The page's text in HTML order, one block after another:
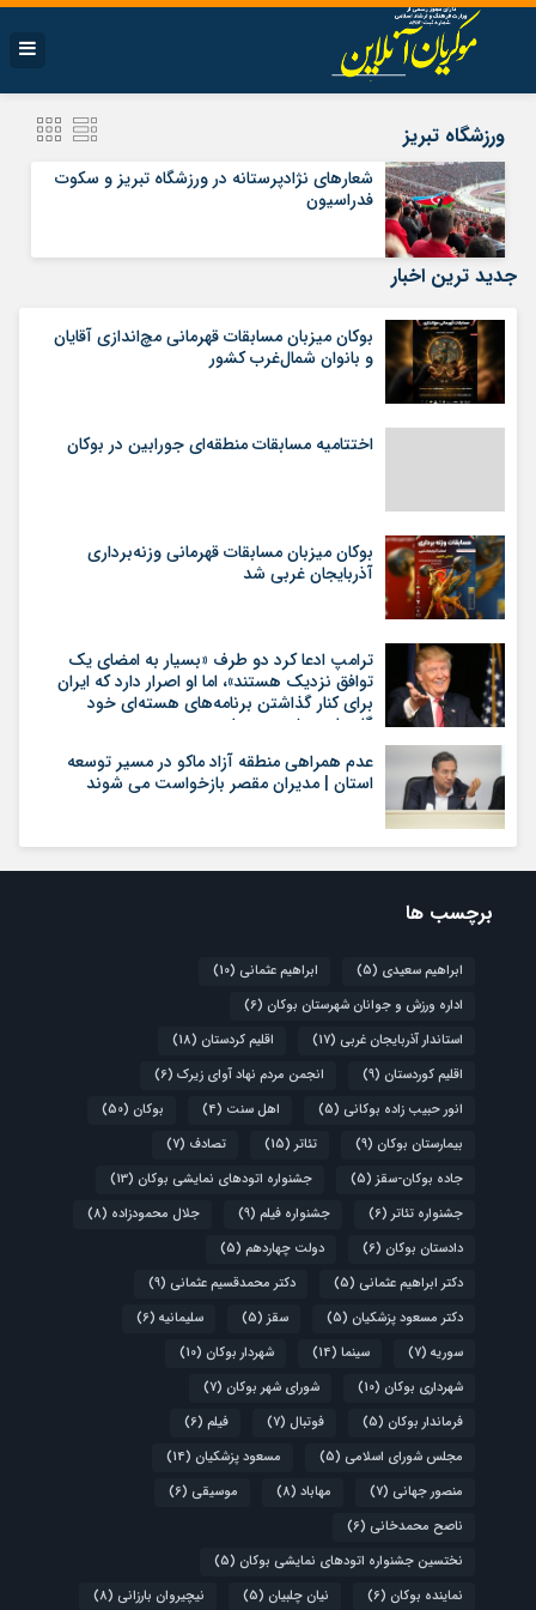
ورزشگاه تبریز
شعارهای نژادپرستانه در ورزشگاه تبریز و سکوت
فدراسیون
جدید ترین اخبار
بوکان میزبان مسابقات قهرمانی مچ‌اندازی آقایان
و بانوان شمال‌غرب کشور
اختتامیه مسابقات منطقه‌ای جورابین در بوکان
بوکان میزبان مسابقات قهرمانی وزنه‌برداری
آذربایجان غربی شد
ترامپ ادعا کرد دو طرف «بسیار به امضای یک
توافق نزدیک هستند»، اما او اصرار دارد که ایران
برای کنار گذاشتن برنامه‌های هسته‌ای خود
گام‌های بیشتری بردارد
عدم همراهی منطقه آزاد ماکو در مسیر توسعه
استان | مدیران مقصر بازخواست می شوند
برچسب ها
ابراهیم سعیدی (5) ابراهیم عثمانی (10)
اداره ورزش و جوانان شهرستان بوکان (6)
استاندار آذربایجان غربی (17) اقلیم کردستان (18)
اقلیم کوردستان (9) انجمن مردم نهاد آوای زیرک (6)
انور حبیب زاده بوکانی (5) اهل سنت (4) بوکان (50)
بیمارستان بوکان (9) تئاتر (15) تصادف (7)
جاده بوکان-سقز (5) جشنواره اتودهای نمایشی بوکان (13)
جشنواره تئاتر (6) جشنواره فیلم (9) جلال محمودزاده (8)
دادستان بوکان (6) دولت چهاردهم (5)
دکتر ابراهیم عثمانی (5) دکتر محمدقسیم عثمانی (9)
دکتر مسعود پزشکیان (5) سقز (5) سلیمانیه (6)
سوریه (7) سینما (14) شهردار بوکان (10)
شهرداری بوکان (10) شورای شهر بوکان (7)
فرماندار بوکان (5) فوتبال (7) فیلم (6)
مجلس شورای اسلامی (5) مسعود پزشکیان (14)
منصور جهانی (7) مهاباد (8) موسیقی (6)
ناصح محمدخانی (6)
نختسین جشنواره اتودهای نمایشی بوکان (5)
نماینده بوکان (6) نیان چلبیان (5) نیچیروان بارزانی (8)